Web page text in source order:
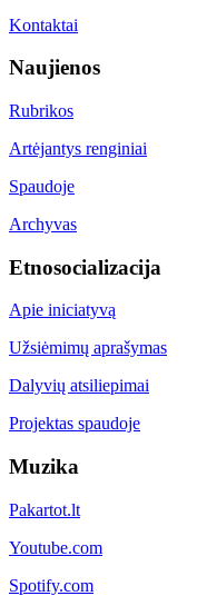
Kontaktai
Naujienos
Rubrikos
Artėjantys renginiai
Spaudoje
Archyvas
Etnosocializacija
Apie iniciatyvą
Užsiėmimų aprašymas
Dalyvių atsiliepimai
Projektas spaudoje
Muzika
Pakartot.lt
Youtube.com
Spotify.com